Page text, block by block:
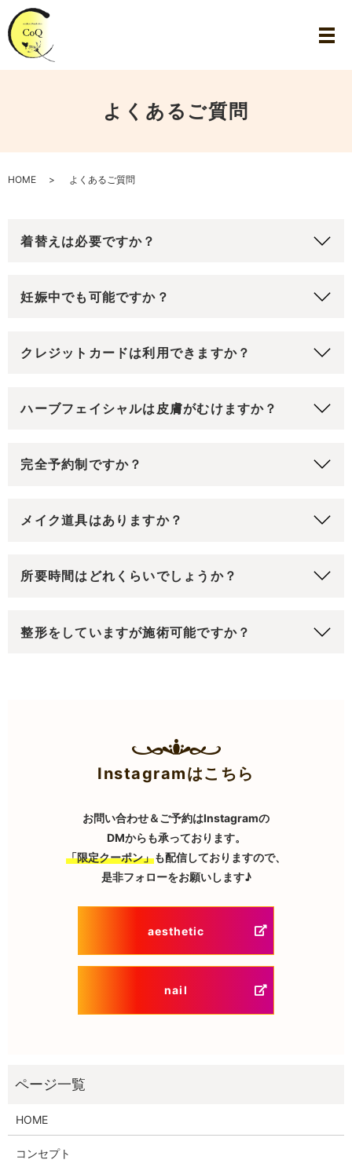
よくあるご質問
HOME よくあるご質問
着替えは必要ですか？
妊娠中でも可能ですか？
クレジットカードは利用できますか？
ハーブフェイシャルは皮膚がむけますか？
完全予約制ですか？
メイク道具はありますか？
所要時間はどれくらいでしょうか？
整形をしていますが施術可能ですか？
Instagramはこちら
お問い合わせ＆ご予約はInstagramの
DMからも承っております。
「限定クーポン」も配信しておりますので、
是非フォローをお願いします♪
aesthetic
nail
HOME
コンセプト